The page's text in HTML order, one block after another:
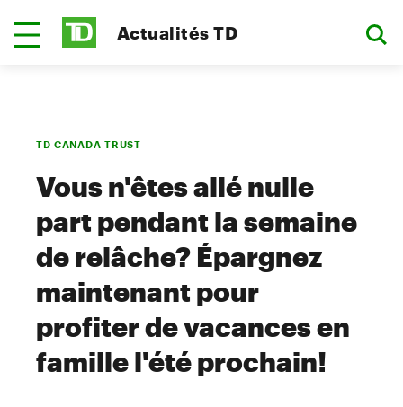
Actualités TD
TD CANADA TRUST
Vous n'êtes allé nulle
part pendant la semaine
de relâche? Épargnez
maintenant pour
profiter de vacances en
famille l'été prochain!